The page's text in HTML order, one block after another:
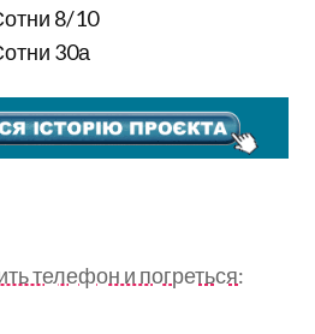
8/10
30а
телефон и погреться: